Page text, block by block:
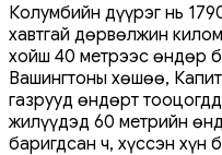
Колумбийн дүүрэг нь
хавтгай дөрвөлжин
хойш 40 метрээс өндөр
Вашингтоны хөшөө,
газрууд өндөрт
жилүүдэд 60 метрийн
баригдсан ч, хүссэн хүн